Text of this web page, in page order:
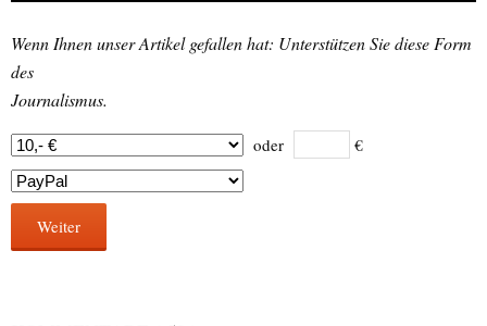
Wenn Ihnen unser Artikel gefallen hat: Unterstützen Sie diese Form
des
Journalismus.
oder €
Weiter